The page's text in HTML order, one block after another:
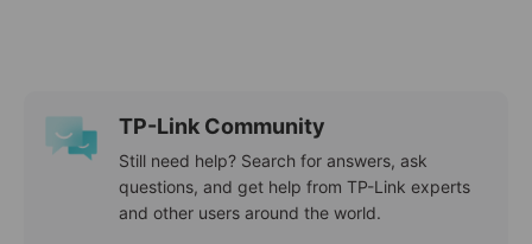
TP-Link Community
Still need help? Search for answers, ask
questions, and get help from TP-Link experts
and other users around the world.